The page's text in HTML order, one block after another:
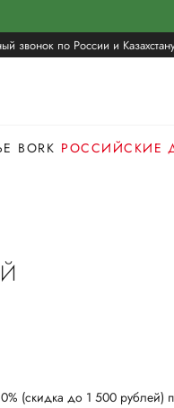
звонок по России и
BORK РОССИЙСКИЕ
(скидка до 1 500 рублей)